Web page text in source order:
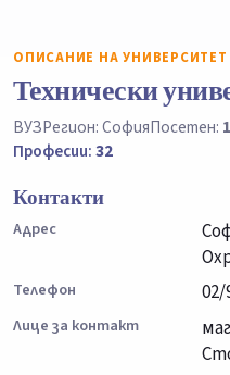
ОПИСАНИЕ НА УНИВЕРСИТЕТ
Технически
ВУЗРегион: СофияПосетен:
Професии:32
Контакти
Адрес
Телефон 02/
Лице за контакт